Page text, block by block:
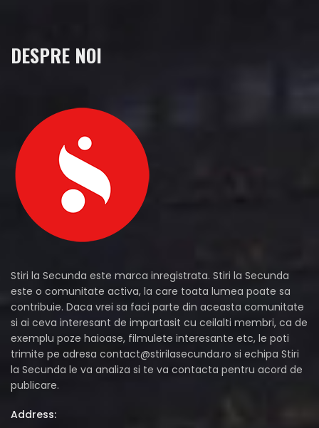
DESPRE NOI
Stiri la Secunda este marca inregistrata. Stiri la Secunda
este o comunitate activa, la care toata lumea poate sa
contribuie. Daca vrei sa faci parte din aceasta comunitate
si ai ceva interesant de impartasit cu ceilalti membri, ca de
exemplu poze haioase, filmulete interesante etc, le poti
trimite pe adresa contact@stirilasecunda.ro si echipa Stiri
la Secunda le va analiza si te va contacta pentru acord de
publicare.
Address: